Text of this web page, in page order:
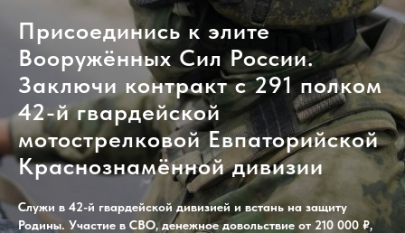
Присоединись к элите
Вооружённых Сил России.
Заключи контракт с 291 полком
42-й гвардейской
мотострелковой Евпаторийской
Краснознамённой дивизии
Служи в 42-й гвардейской дивизией и встань на защиту
Родины. Участие в СВО, денежное довольствие от 210 000 ₽,